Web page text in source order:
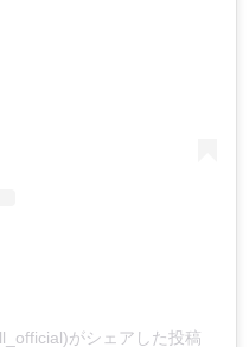
がシェアした投稿